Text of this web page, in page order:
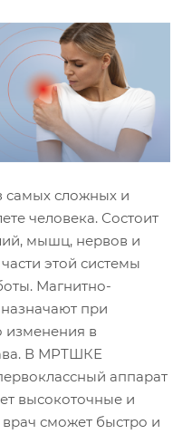
самых сложных и
человека. Состоит
мышц, нервов и
этой системы
Магнитно-
при
изменения в
В МРТШКЕ
аппарат
высокоточные и
сможет быстро и